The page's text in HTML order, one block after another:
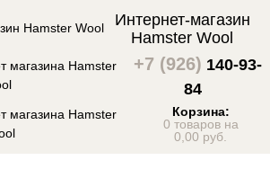
Интернет-магазин
Hamster Wool
+7 (926) 140-93-
84
Корзина:
0 товаров на
0,00 руб.